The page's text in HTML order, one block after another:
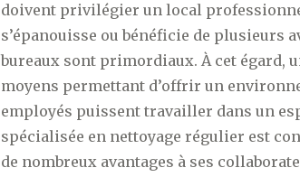
doivent privilégier un local
s’épanouisse ou bénéficie de plusieurs
bureaux sont primordiaux. À cet égard,
moyens permettant d’offrir un
employés puissent travailler dans un
spécialisée en nettoyage régulier est
de nombreux avantages à ses